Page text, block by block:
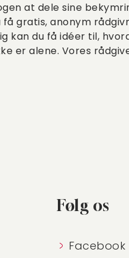
at dele sine
gratis, anonym
kan du få idéer til,
er alene. Vores
Følg os
Facebook